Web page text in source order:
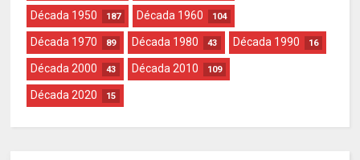
Década 1950 187 Década 1960 104
Década 1970 89 Década 1980 43 Década 1990 16
Década 2000 43 Década 2010 109
Década 2020 15